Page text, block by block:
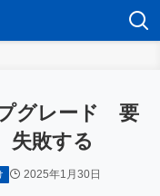
グレード 要
敗する
2025年1月30日